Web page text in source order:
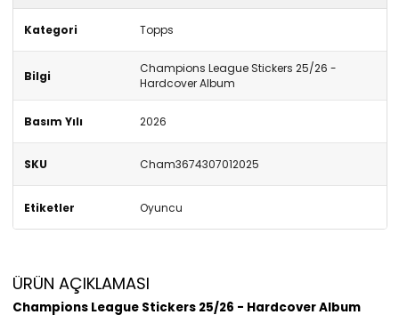
Kategori Topps
Bilgi
Champions League Stickers 25/26 -
Hardcover Album
Basım Yılı 2026
SKU Cham3674307012025
Etiketler Oyuncu
ÜRÜN AÇIKLAMASI
Champions League Stickers 25/26 - Hardcover Album